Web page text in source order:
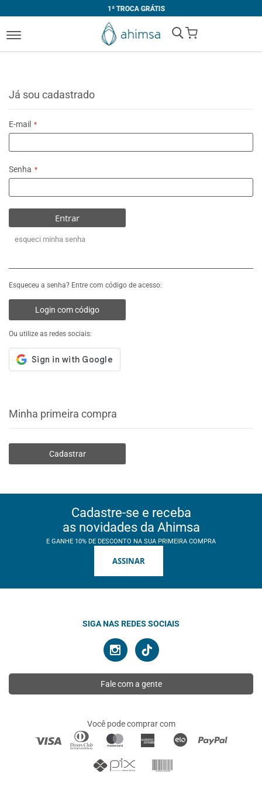
1ª TROCA GRÁTIS
My Cart
Já sou cadastrado
E-mail
Senha
Entrar
esqueci minha senha
Esqueceu a senha? Entre com código de acesso:
Login com código
Ou utilize as redes sociais:
Minha primeira compra
Cadastrar
Cadastre-se e receba
as novidades da Ahimsa
E GANHE 10% DE DESCONTO NA SUA PRIMEIRA COMPRA
ASSINAR
SIGA NAS REDES SOCIAIS
Fale com a gente
Você pode comprar com